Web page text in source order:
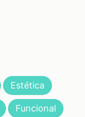
Estética
Funcional